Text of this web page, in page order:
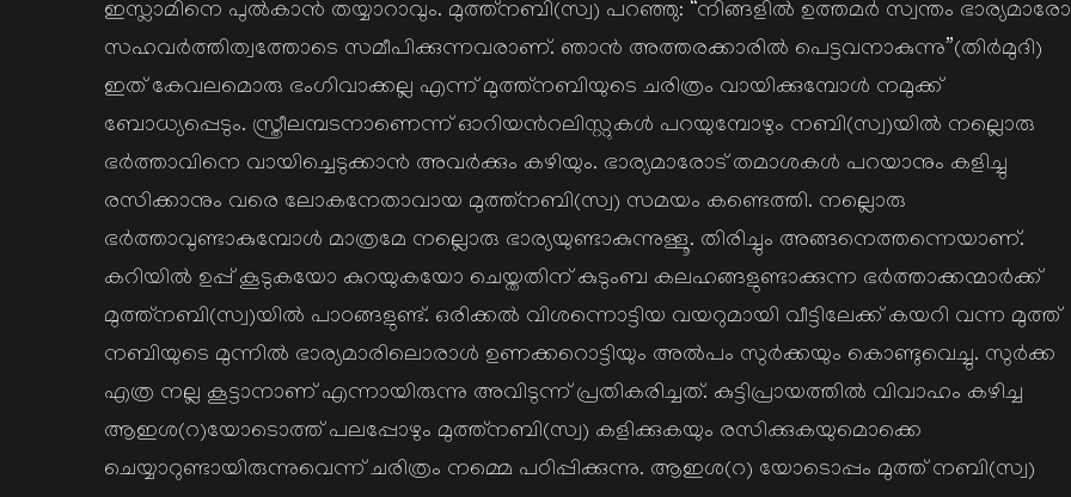
ഇസ്ലാമിനെ പുല്‍കാന്‍ തയ്യാറാവും. മുത്ത്നബി(സ്വ) പറഞ്ഞു: “നിങ്ങളില്‍ ഉത്തമര്‍ സ്വന്തം
സഹവര്‍ത്തിത്വത്തോടെ സമീപിക്കുന്നവരാണ്. ഞാന്‍ അത്തരക്കാരില്‍ പെട്ടവനാകുന്നു”(തിര്‍മുദി)
ഇത് കേവലമൊരു ഭംഗിവാക്കല്ല എന്ന് മുത്ത്നബിയുടെ ചരിത്രം വായിക്കുമ്പോള്‍ നമുക്ക്
ബോധ്യപ്പെടും. സ്ത്രീലമ്പടനാണെന്ന് ഓറിയന്‍റലിസ്റ്റുകള്‍ പറയുമ്പോഴും നബി(സ്വ)യില്‍ നല്ലൊരു
ഭര്‍ത്താവിനെ വായിച്ചെടുക്കാന്‍ അവര്‍ക്കും കഴിയും. ഭാര്യമാരോട് തമാശകള്‍ പറയാനും കളിച്ചു
രസിക്കാനും വരെ ലോകനേതാവായ മുത്ത്നബി(സ്വ) സമയം കണ്ടെത്തി. നല്ലൊരു
ഭര്‍ത്താവുണ്ടാകുമ്പോള്‍ മാത്രമേ നല്ലൊരു ഭാര്യയുണ്ടാകുന്നുള്ളൂ. തിരിച്ചും അങ്ങനെത്തന്നെയാണ്.
കറിയില്‍ ഉപ്പ് കൂടുകയോ കുറയുകയോ ചെയ്തതിന് കുടുംബ കലഹങ്ങളുണ്ടാക്കുന്ന ഭര്‍ത്താക്കന്മാര്‍ക്ക്
മുത്ത്നബി(സ്വ)യില്‍ പാഠങ്ങളുണ്ട്. ഒരിക്കല്‍ വിശന്നൊട്ടിയ വയറുമായി വീട്ടിലേക്ക് കയറി വന്ന മുത്ത്
നബിയുടെ മുന്നില്‍ ഭാര്യമാരിലൊരാള്‍ ഉണക്കറൊട്ടിയും അല്‍പം സുര്‍ക്കയും കൊണ്ടുവെച്ചു. സുര്‍ക്ക
എത്ര നല്ല കൂട്ടാനാണ് എന്നായിരുന്നു അവിടുന്ന് പ്രതികരിച്ചത്. കുട്ടിപ്രായത്തില്‍ വിവാഹം കഴിച്ച
ആഇശ(റ)യോടൊത്ത് പലപ്പോഴും മുത്ത്നബി(സ്വ) കളിക്കുകയും രസിക്കുകയുമൊക്കെ
ചെയ്യാറുണ്ടായിരുന്നുവെന്ന് ചരിത്രം നമ്മെ പഠിപ്പിക്കുന്നു. ആഇശ(റ) യോടൊപ്പം മുത്ത് നബി(സ്വ)